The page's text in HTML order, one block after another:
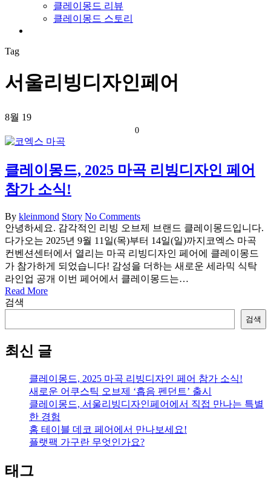
클레이몽드 리뷰
클레이몽드 스토리
Tag
서울리빙디자인페어
8월 19
0
클레이몽드, 2025 마곡 리빙디자인 페어
참가 소식!
By kleinmond Story No Comments
안녕하세요. 감각적인 리빙 오브제 브랜드 클레이몽드입니다.
다가오는 2025년 9월 11일(목)부터 14일(일)까지코엑스 마곡
컨벤션센터에서 열리는 마곡 리빙디자인 페어에 클레이몽드
가 참가하게 되었습니다! 감성을 더하는 새로운 세라믹 식탁
라인업 공개 이번 페어에서 클레이몽드는…
Read More
검색
검색
최신 글
클레이몽드, 2025 마곡 리빙디자인 페어 참가 소식!
새로운 어쿠스틱 오브제 ‘흡음 펜던트’ 출시
클레이몽드, 서울리빙디자인페어에서 직접 만나는 특별
한 경험
홈 테이블 데코 페어에서 만나보세요!
플랫팩 가구란 무엇인가요?
태그